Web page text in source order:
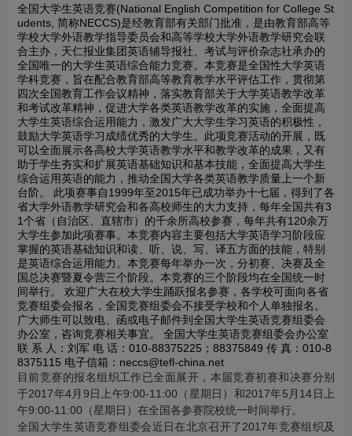
全国大学生英语竞赛(National English Competition for College St
udents, 简称NECCS)是经教育部有关部门批准，是由教育部高等
学校大学外语教学指导委员会和高等学校大学外语教学研究会联
合主办，天仁报业集团英语辅导报社、考试与评价杂志社承办的
全国唯一的大学生英语综合能力竞赛。本竞赛是全国性大学英语
学科竞赛，旨在配合教育部高等教育教学水平评估工作，贯彻第
四次全国教育工作会议精神，落实教育部关于大学英语教学改革
和考试改革精神，促进大学各类英语教学改革的实施，全面提高
大学生英语综合运用能力，激发广大大学生学习英语的积极性，
鼓励大学英语学习成绩优秀的大学生。此项竞赛活动的开展，既
可以全面展示各高校大学英语教学水平和教学改革的成果，又有
助于学生夯实和扩展英语基础知识和基本技能，全面提高大学生
综合运用英语的能力，推动全国大学各类英语教学质量上一个新
台阶。 此项赛事自1999年至2015年已成功举办十七届，得到了各
省大学外语教学研究会和各高校师生的大力支持，每年全国共有3
1个省（自治区、直辖市）的千余所高校参赛，每年共有120余万
大学生参加此项赛事。本竞赛内容主要包括大学英语学习阶段应
掌握的英语基础知识和读、听、说、写、译五方面的技能，特别
是英语综合运用能力。本竞赛每年举办一次，分初赛、决赛及全
国总决赛暨夏令营三个阶段。本竞赛的三个阶段均在全国统一时
间举行。 欢迎广大在校大学生踊跃报名参赛，各学校可面向各省
竞赛组委会报名，全国竞赛组委会不接受学校和个人单独报名。
广大师生可以致电、函或电子邮件到全国大学生英语竞赛组委会
办公室，咨询竞赛相关事宜。 全国大学生英语竞赛组委会办公室
联 系 人：刘军 电 话：010-88375225；88375849 传 真：010-8
8375115 电子信箱：neccs@tefl-china.net
目前竞赛的报名组织工作已全面展开，本届竞赛初赛和决赛分别
于2017年4月9日上午9:00-11:00（星期日）和2017年5月14日上
午9:00-11:00（星期日）在全国各参赛院校统一时间举行。
全国大学生英语竞赛组委会近日在北京召开了2017年竞赛组织及